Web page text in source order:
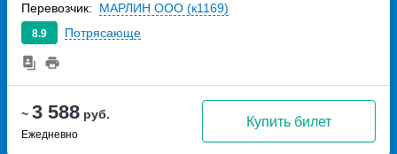
~ 3 588 руб.
Ежедневно
Купить билет
8.9 Потрясающе
Перевозчик: МАРЛИН ООО (к1169)